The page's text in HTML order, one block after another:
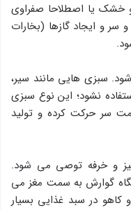
و خشک یا اصطلاحا صفراوی
سر و ایجاد گازها (بخارات
سبزی هایی مانند سیر،
نشود؛ این نوع سبزی
سر حرکت کرده و تولید
و خرفه توصی می شود.
گوارش به سمت مغز می
کاهو در سبد غذایی بسیار